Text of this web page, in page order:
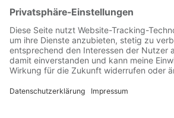
Newsletter
Follow us on...